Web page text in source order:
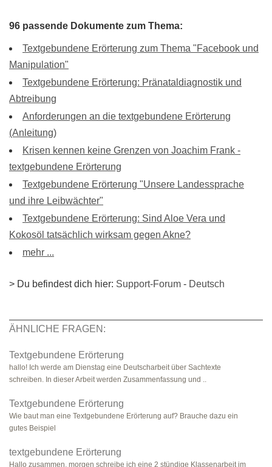
96 passende Dokumente zum Thema:
Textgebundene Erörterung zum Thema "Facebook und
Manipulation"
Textgebundene Erörterung: Pränataldiagnostik und
Abtreibung
Anforderungen an die textgebundene Erörterung
(Anleitung)
Krisen kennen keine Grenzen von Joachim Frank -
textgebundene Erörterung
Textgebundene Erörterung "Unsere Landessprache
und ihre Leibwächter"
Textgebundene Erörterung: Sind Aloe Vera und
Kokosöl tatsächlich wirksam gegen Akne?
mehr ...
> Du befindest dich hier: Support-Forum - Deutsch
ÄHNLICHE FRAGEN:
Textgebundene Erörterung
hallo! Ich werde am Dienstag eine Deutscharbeit über Sachtexte
schreiben. In dieser Arbeit werden Zusammenfassung und ..
Textgebundene Erörterung
Wie baut man eine Textgebundene Erörterung auf? Brauche dazu ein
gutes Beispiel
textgebundene Erörterung
Hallo zusammen, morgen schreibe ich eine 2 stündige Klassenarbeit im